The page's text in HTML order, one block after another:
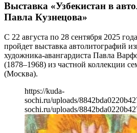
Выставка «Узбекистан в
Павла Кузнецова»
С 22 августа по 28 сентября 2025
пройдет выставка автолитографий
художника-авангардиста Павла
(1878–1968) из частной коллекции
(Москва).
https://kuda-
sochi.ru/uploads/
sochi.ru/uploads/